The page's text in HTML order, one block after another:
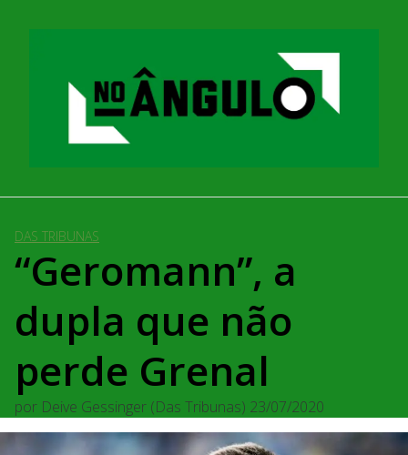
DAS TRIBUNAS
“Geromann”, a
dupla que não
perde Grenal
por Deive Gessinger (Das Tribunas) 23/07/2020